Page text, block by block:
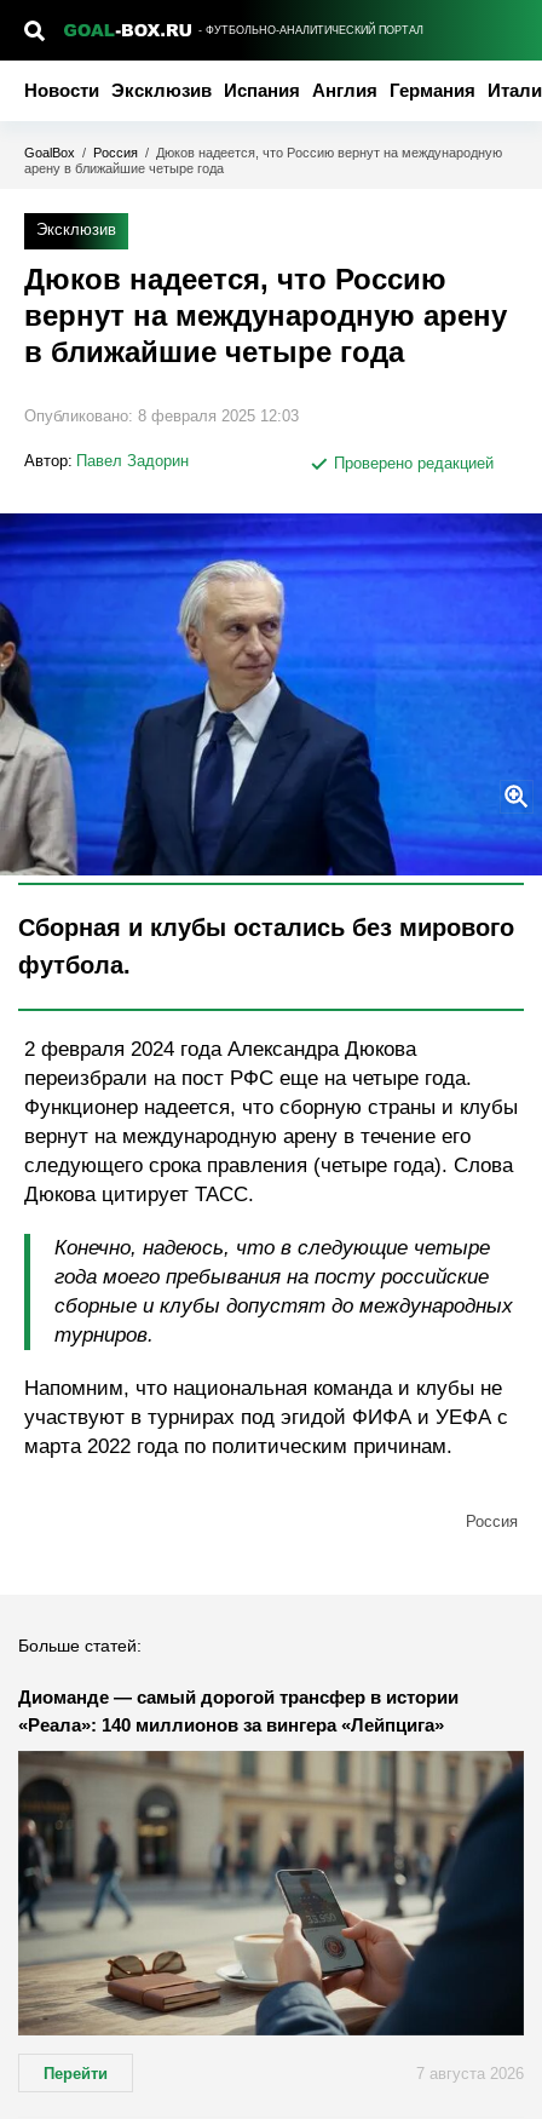
- ФУТБОЛЬНО-АНАЛИТИЧЕСКИЙ ПОРТАЛ
Новости Эксклюзив Испания Англия Германия
GoalBox / Россия / Дюков надеется, что Россию вернут на международную
арену в ближайшие четыре года
Эксклюзив
Дюков надеется, что Россию
вернут на международную арену
в ближайшие четыре года
Опубликовано: 8 февраля 2025 12:03
Автор: Павел Задорин Проверено редакцией
Сборная и клубы остались без мирового
футбола.
2 февраля 2024 года Александра Дюкова
переизбрали на пост РФС еще на четыре года.
Функционер надеется, что сборную страны и клубы
вернут на международную арену в течение его
следующего срока правления (четыре года). Слова
Дюкова цитирует ТАСС.
Конечно, надеюсь, что в следующие четыре
года моего пребывания на посту российские
сборные и клубы допустят до международных
турниров.
Напомним, что национальная команда и клубы не
участвуют в турнирах под эгидой ФИФА и УЕФА с
марта 2022 года по политическим причинам.
Россия
Больше статей:
Диоманде — самый дорогой трансфер в истории
«Реала»: 140 миллионов за вингера «Лейпцига»
Перейти 7 августа 2026